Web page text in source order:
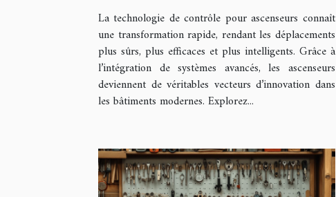
ascenseurs
La technologie de contrôle pour ascenseurs connaît
une transformation rapide, rendant les déplacements
plus sûrs, plus efficaces et plus intelligents. Grâce à
l’intégration de systèmes avancés, les ascenseurs
deviennent de véritables vecteurs d’innovation dans
les bâtiments modernes. Explorez...